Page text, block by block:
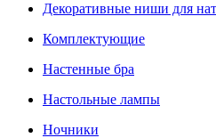
Декоративные ниши для
Комплектующие
Настенные бра
Настольные лампы
Ночники